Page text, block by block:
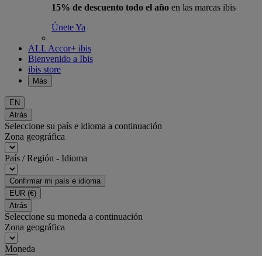
15% de descuento todo el año en las marcas ibis
Únete Ya
ALL Accor+ ibis
Bienvenido a Ibis
ibis store
Más
EN
Atrás
Seleccione su país e idioma a continuación
Zona geográfica
País / Región - Idioma
Confirmar mi país e idioma
EUR (€)
Atrás
Seleccione su moneda a continuación
Zona geográfica
Moneda